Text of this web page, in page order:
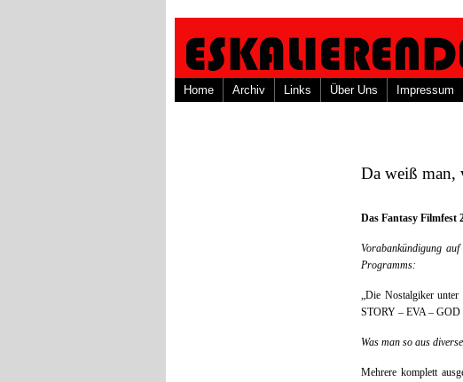
Home Archiv Links Über Uns Impressum
Da weiß man,
Das Fantasy Filmfest
Vorabankündigung
Programms:
„Die Nostalgiker
STORY – EVA – GOD
Was man so aus
Mehrere komplett